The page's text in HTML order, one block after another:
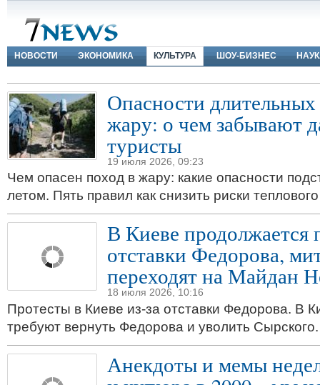
НОВОСТИ ЭКОНОМИКА КУЛЬТУРА ШОУ-БИЗНЕС
Опасности
жару: о чем забывают
туристы
19 июля 2026, 09:23
Чем опасен поход в жару: какие опасности
летом. Пять правил как снизить риски
В Киеве продолжается
отставки Федорова,
переходят на Майдан
18 июля 2026, 10:16
Протесты в Киеве из-за отставки Федорова. В
требуют вернуть Федорова и уволить
Анекдоты и мемы